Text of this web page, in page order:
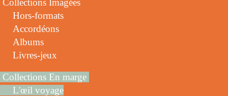
Hors-formats
Accordéons
Albums
Livres-jeux
Collections En marge
L'œil voyage